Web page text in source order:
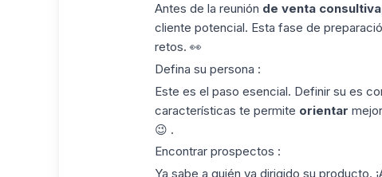
Antes de la reunión de venta consultiva
cliente potencial. Esta fase de
retos. 👀
Defina su persona :
Este es el paso esencial. Definir su es
características te permite orientar
😉 .
Encontrar prospectos :
Ya sabe a quién va dirigido su producto.